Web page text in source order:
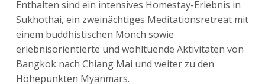
Enthalten sind ein intensives Homestay-Erlebnis in
Sukhothai, ein zweinächtiges Meditationsretreat mit
einem buddhistischen Mönch sowie
erlebnisorientierte und wohltuende Aktivitäten von
Bangkok nach Chiang Mai und weiter zu den
Höhepunkten Myanmars.